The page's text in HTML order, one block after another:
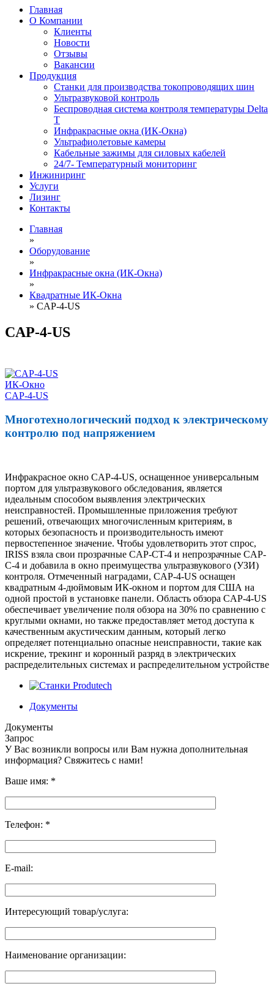
Главная
О Компании
Клиенты
Новости
Отзывы
Вакансии
Продукция
Станки для производства токопроводящих шин
Ультразвуковой контроль
Беспроводная система контроля температуры Delta
T
Инфракрасные окна (ИК-Окна)
Ультрафиолетовые камеры
Кабельные зажимы для силовых кабелей
24/7- Температурный мониторинг
Инжиниринг
Услуги
Лизинг
Контакты
Главная
»
Оборудование
»
Инфракрасные окна (ИК-Окна)
»
Квадратные ИК-Окна
» CAP-4-US
CAP-4-US
ИК-Окно
CAP-4-US
Многотехнологический подход к электрическому
контролю под напряжением
Инфракрасное окно CAP-4-US, оснащенное универсальным
портом для ультразвукового обследования, является
идеальным способом выявления электрических
неисправностей. Промышленные приложения требуют
решений, отвечающих многочисленным критериям, в
которых безопасность и производительность имеют
первостепенное значение. Чтобы удовлетворить этот спрос,
IRISS взяла свои прозрачные CAP-CT-4 и непрозрачные CAP-
C-4 и добавила в окно преимущества ультразвукового (УЗИ)
контроля. Отмеченный наградами, CAP-4-US оснащен
квадратным 4-дюймовым ИК-окном и портом для США на
одной простой в установке панели. Область обзора CAP-4-US
обеспечивает увеличение поля обзора на 30% по сравнению с
круглыми окнами, но также предоставляет метод доступа к
качественным акустическим данным, который легко
определяет потенциально опасные неисправности, такие как
искрение, трекинг и коронный разряд в электрических
распределительных системах и распределительном устройстве
Документы
Документы
Запрос
У Вас возникли вопросы или Вам нужна дополнительная
информация? Свяжитесь с нами!
Ваше имя: *
Телефон: *
E-mail:
Интересующий товар/услуга:
Наименование организации: